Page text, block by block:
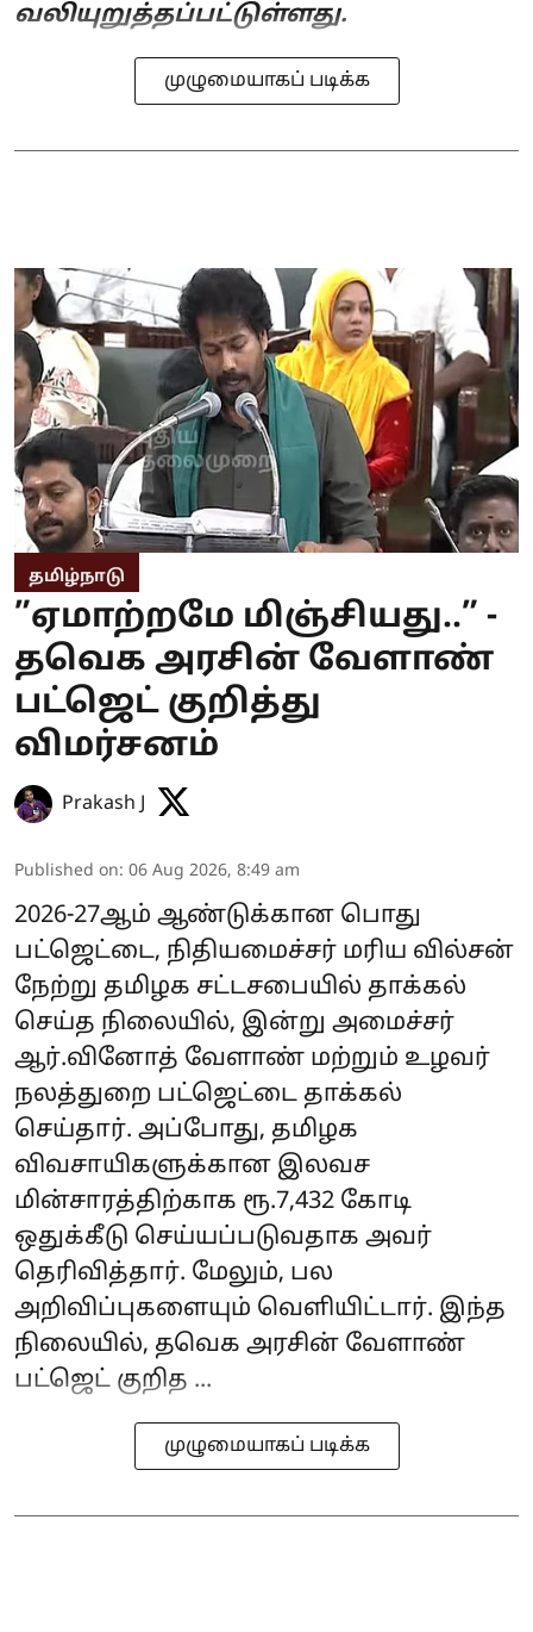
வலியுறுத்தப்பட்டுள்ளது.
முழுமையாகப் படிக்க
தமிழ்நாடு
”ஏமாற்றமே மிஞ்சியது..” -
தவெக அரசின் வேளாண்
பட்ஜெட் குறித்து
விமர்சனம்
Prakash J
Published on: 06 Aug 2026, 8:49 am
2026-27ஆம் ஆண்டுக்கான பொது
பட்ஜெட்டை, நிதியமைச்சர் மரிய வில்சன்
நேற்று தமிழக சட்டசபையில் தாக்கல்
செய்த நிலையில், இன்று அமைச்சர்
ஆர்.வினோத் வேளாண் மற்றும் உழவர்
நலத்துறை பட்ஜெட்டை தாக்கல்
செய்தார். அப்போது, தமிழக
விவசாயிகளுக்கான இலவச
மின்சாரத்திற்காக ரூ.7,432 கோடி
ஒதுக்கீடு செய்யப்படுவதாக அவர்
தெரிவித்தார். மேலும், பல
அறிவிப்புகளையும் வெளியிட்டார். இந்த
நிலையில், தவெக அரசின் வேளாண்
பட்ஜெட் குறித ...
முழுமையாகப் படிக்க